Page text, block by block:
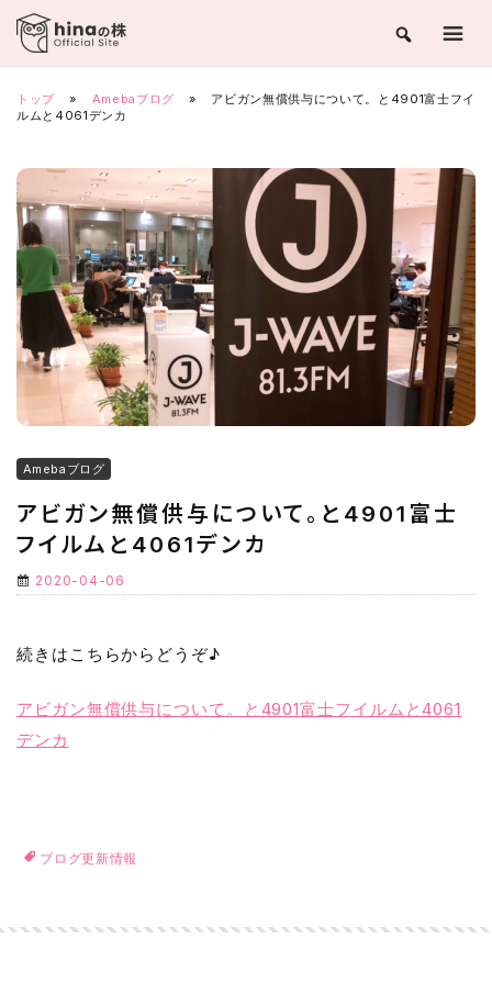
Skip
content
トップ » Amebaブログ »
アビガン無償供与について。と4901富士フイ
ルムと4061デンカ
Amebaブログ
アビガン無償供与について。と4901富士
フイルムと4061デンカ
2020-04-06
続きはこちらからどうぞ♪
アビガン無償供与について。と4901富士フイルムと4061
デンカ
ブログ更新情報